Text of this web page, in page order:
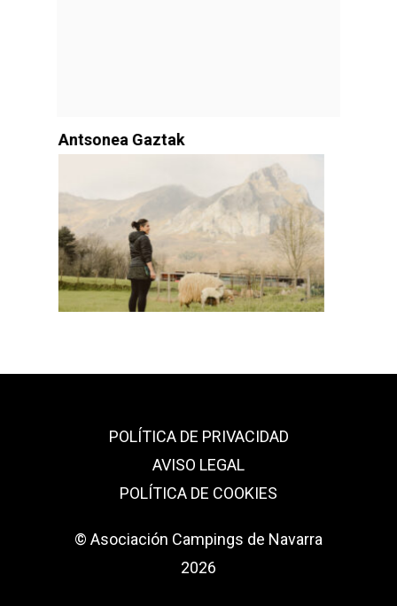
PASTAS MONASTERIO DE
POLÍTICA DE PRIVACIDAD
AVISO LEGAL
POLÍTICA DE COOKIES
© Asociación Campings de Navarra
2026